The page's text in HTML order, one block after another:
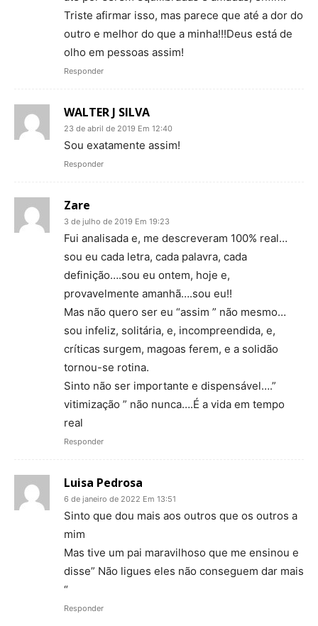
Triste afirmar isso, mas parece que até a dor do
outro e melhor do que a minha!!!Deus está de
olho em pessoas assim!
Responder
WALTER J SILVA
23 de abril de 2019 Em 12:40
Sou exatamente assim!
Responder
Zare
3 de julho de 2019 Em 19:23
Fui analisada e, me descreveram 100% real…
sou eu cada letra, cada palavra, cada
definição….sou eu ontem, hoje e,
provavelmente amanhã….sou eu!!
Mas não quero ser eu “assim ” não mesmo…
sou infeliz, solitária, e, incompreendida, e,
críticas surgem, magoas ferem, e a solidão
tornou-se rotina.
Sinto não ser importante e dispensável….”
vitimização ” não nunca….É a vida em tempo
real
Responder
Luisa Pedrosa
6 de janeiro de 2022 Em 13:51
Sinto que dou mais aos outros que os outros a
mim
Mas tive um pai maravilhoso que me ensinou e
disse” Não ligues eles não conseguem dar mais
“
Responder